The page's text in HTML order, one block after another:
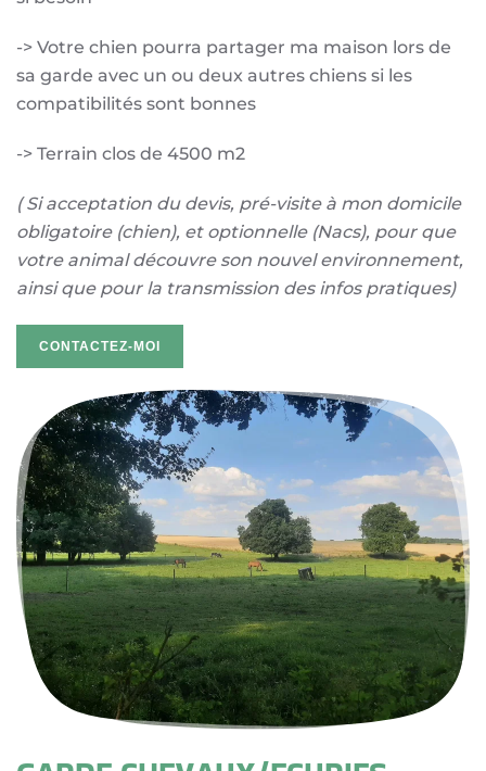
-> Votre chien pourra partager ma maison lors de
sa garde avec un ou deux autres chiens si les
compatibilités sont bonnes
-> Terrain clos de 4500 m2
( Si acceptation du devis, pré-visite à mon domicile
obligatoire (chien), et optionnelle (Nacs), pour que
votre animal découvre son nouvel environnement,
ainsi que pour la transmission des infos pratiques)
CONTACTEZ-MOI